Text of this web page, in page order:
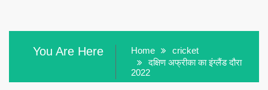
You Are Here Home
cricket
दक्षिण अफ्रीका का इंग्लैंड दौरा
2022